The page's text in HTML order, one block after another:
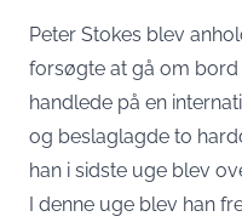
Peter Stokes blev
forsøgte at gå om bord
handlede på en
og beslaglagde to
han i sidste uge blev
I denne uge blev han